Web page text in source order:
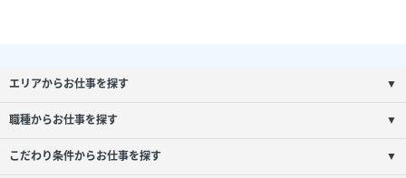
エリアからお仕事を探す ▼
職種からお仕事を探す ▼
こだわり条件からお仕事を探す ▼